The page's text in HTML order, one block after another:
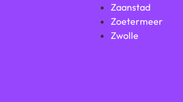
Zaanstad
Zoetermeer
Zwolle